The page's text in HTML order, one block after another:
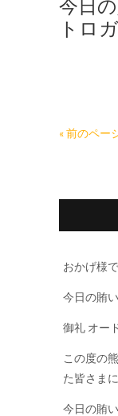
トロ
« 前のペー
おかげ様
今日の賄
御礼 オー
この度の
た皆さま
今日の賄